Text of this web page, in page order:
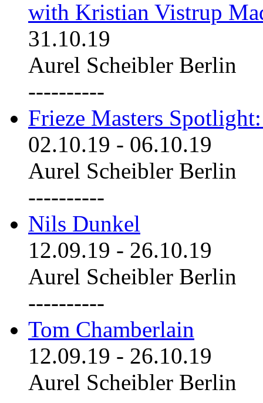
with Kristian Vistrup
31.10.19
Aurel Scheibler Berlin
----------
Frieze Masters
02.10.19 - 06.10.19
Aurel Scheibler Berlin
----------
Nils Dunkel
12.09.19 - 26.10.19
Aurel Scheibler Berlin
----------
Tom Chamberlain
12.09.19 - 26.10.19
Aurel Scheibler Berlin